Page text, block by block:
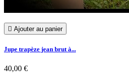
 Ajouter au panier
Jupe trapèze jean brut à...
40,00 €